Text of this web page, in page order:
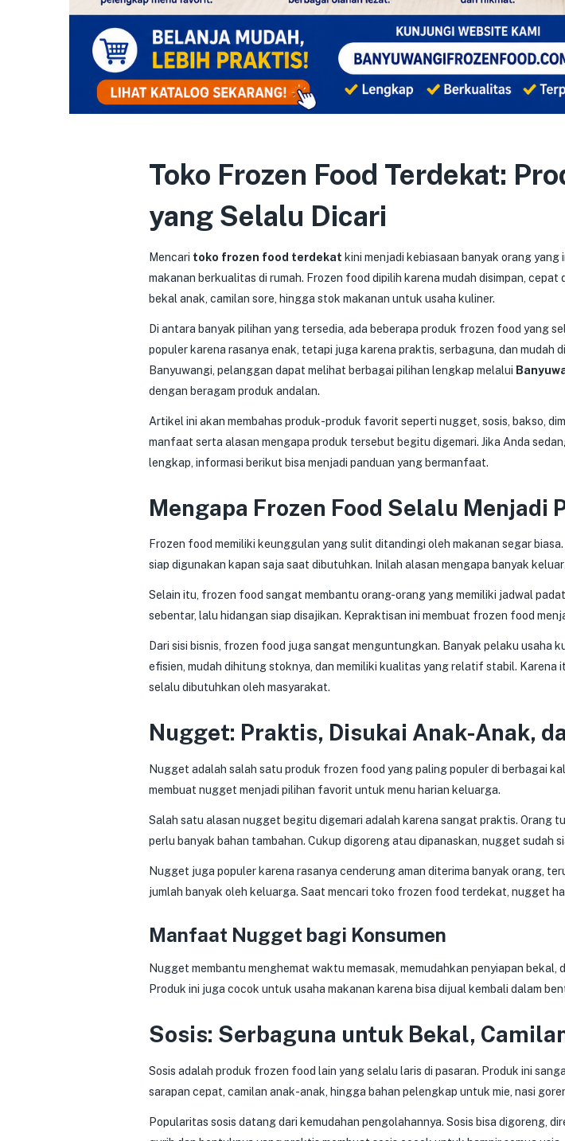
Toko Frozen Food Terdekat:
yang Selalu Dicari
Mencari toko frozen food terdekat kini menjadi kebiasaan banyak orang
makanan berkualitas di rumah. Frozen food dipilih karena mudah disimpan,
bekal anak, camilan sore, hingga stok makanan untuk usaha kuliner.
Di antara banyak pilihan yang tersedia, ada beberapa produk frozen food yang
populer karena rasanya enak, tetapi juga karena praktis, serbaguna, dan mudah
Banyuwangi, pelanggan dapat melihat berbagai pilihan lengkap melalui
dengan beragam produk andalan.
Artikel ini akan membahas produk-produk favorit seperti nugget, sosis, bakso,
manfaat serta alasan mengapa produk tersebut begitu digemari. Jika Anda
lengkap, informasi berikut bisa menjadi panduan yang bermanfaat.
Mengapa Frozen Food Selalu Menjadi
Frozen food memiliki keunggulan yang sulit ditandingi oleh makanan segar
siap digunakan kapan saja saat dibutuhkan. Inilah alasan mengapa banyak
Selain itu, frozen food sangat membantu orang-orang yang memiliki jadwal
sebentar, lalu hidangan siap disajikan. Kepraktisan ini membuat frozen food
Dari sisi bisnis, frozen food juga sangat menguntungkan. Banyak pelaku usaha
efisien, mudah dihitung stoknya, dan memiliki kualitas yang relatif stabil.
selalu dibutuhkan oleh masyarakat.
Nugget: Praktis, Disukai Anak-Anak,
Nugget adalah salah satu produk frozen food yang paling populer di berbagai
membuat nugget menjadi pilihan favorit untuk menu harian keluarga.
Salah satu alasan nugget begitu digemari adalah karena sangat praktis. Orang
perlu banyak bahan tambahan. Cukup digoreng atau dipanaskan, nugget sudah
Nugget juga populer karena rasanya cenderung aman diterima banyak orang,
jumlah banyak oleh keluarga. Saat mencari toko frozen food terdekat, nugget
Manfaat Nugget bagi Konsumen
Nugget membantu menghemat waktu memasak, memudahkan penyiapan
Produk ini juga cocok untuk usaha makanan karena bisa dijual kembali dalam
Sosis: Serbaguna untuk Bekal,
Sosis adalah produk frozen food lain yang selalu laris di pasaran. Produk ini
sarapan cepat, camilan anak-anak, hingga bahan pelengkap untuk mie, nasi
Popularitas sosis datang dari kemudahan pengolahannya. Sosis bisa digoreng,